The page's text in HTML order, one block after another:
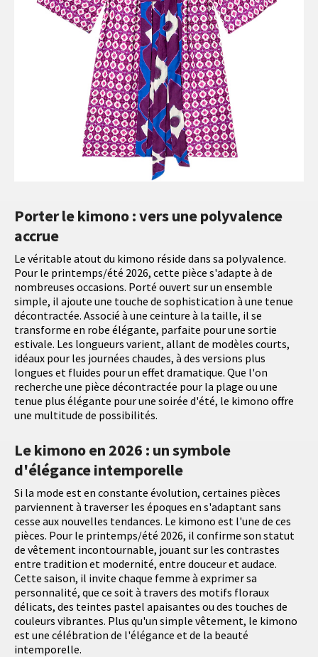
Porter le kimono : vers une polyvalence
accrue
Le véritable atout du kimono réside dans sa polyvalence.
Pour le printemps/été 2026, cette pièce s'adapte à de
nombreuses occasions. Porté ouvert sur un ensemble
simple, il ajoute une touche de sophistication à une tenue
décontractée. Associé à une ceinture à la taille, il se
transforme en robe élégante, parfaite pour une sortie
estivale. Les longueurs varient, allant de modèles courts,
idéaux pour les journées chaudes, à des versions plus
longues et fluides pour un effet dramatique. Que l'on
recherche une pièce décontractée pour la plage ou une
tenue plus élégante pour une soirée d'été, le kimono offre
une multitude de possibilités.
Le kimono en 2026 : un symbole
d'élégance intemporelle
Si la mode est en constante évolution, certaines pièces
parviennent à traverser les époques en s'adaptant sans
cesse aux nouvelles tendances. Le kimono est l'une de ces
pièces. Pour le printemps/été 2026, il confirme son statut
de vêtement incontournable, jouant sur les contrastes
entre tradition et modernité, entre douceur et audace.
Cette saison, il invite chaque femme à exprimer sa
personnalité, que ce soit à travers des motifs floraux
délicats, des teintes pastel apaisantes ou des touches de
couleurs vibrantes. Plus qu'un simple vêtement, le kimono
est une célébration de l'élégance et de la beauté
intemporelle.